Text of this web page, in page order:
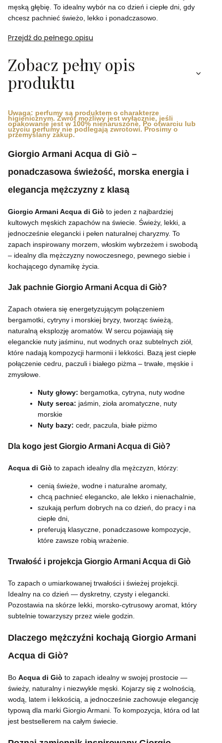
męską głębię. To idealny wybór na co dzień i ciepłe dni, gdy
chcesz pachnieć świeżo, lekko i ponadczasowo.
Przejdź do pełnego opisu
Zobacz pełny opis
produktu
Uwaga: perfumy są produktem o charakterze
higienicznym. Zwrot możliwy jest wyłącznie, jeśli
opakowanie jest w 100% nienaruszone. Po otwarciu lub
użyciu perfumy nie podlegają zwrotowi. Prosimy o
przemyślany zakup.
Giorgio Armani Acqua di Giò –
ponadczasowa świeżość, morska energia i
elegancja mężczyzny z klasą
Giorgio Armani Acqua di Giò to jeden z najbardziej
kultowych męskich zapachów na świecie. Świeży, lekki, a
jednocześnie elegancki i pełen naturalnej charyzmy. To
zapach inspirowany morzem, włoskim wybrzeżem i swobodą
– idealny dla mężczyzny nowoczesnego, pewnego siebie i
kochającego dynamikę życia.
Jak pachnie Giorgio Armani Acqua di Giò?
Zapach otwiera się energetyzującym połączeniem
bergamotki, cytryny i morskiej bryzy, tworząc świeżą,
naturalną eksplozję aromatów. W sercu pojawiają się
eleganckie nuty jaśminu, nut wodnych oraz subtelnych ziół,
które nadają kompozycji harmonii i lekkości. Bazą jest ciepłe
połączenie cedru, paczuli i białego piżma – trwałe, męskie i
zmysłowe.
Nuty głowy: bergamotka, cytryna, nuty wodne
Nuty serca: jaśmin, zioła aromatyczne, nuty
morskie
Nuty bazy: cedr, paczula, białe piżmo
Dla kogo jest Giorgio Armani Acqua di Giò?
Acqua di Giò to zapach idealny dla mężczyzn, którzy:
cenią świeże, wodne i naturalne aromaty,
chcą pachnieć elegancko, ale lekko i nienachalnie,
szukają perfum dobrych na co dzień, do pracy i na
ciepłe dni,
preferują klasyczne, ponadczasowe kompozycje,
które zawsze robią wrażenie.
Trwałość i projekcja Giorgio Armani Acqua di Giò
To zapach o umiarkowanej trwałości i świeżej projekcji.
Idealny na co dzień — dyskretny, czysty i elegancki.
Pozostawia na skórze lekki, morsko-cytrusowy aromat, który
subtelnie towarzyszy przez wiele godzin.
Dlaczego mężczyźni kochają Giorgio Armani
Acqua di Giò?
Bo Acqua di Giò to zapach idealny w swojej prostocie —
świeży, naturalny i niezwykle męski. Kojarzy się z wolnością,
wodą, latem i lekkością, a jednocześnie zachowuje elegancję
typową dla marki Giorgio Armani. To kompozycja, która od lat
jest bestsellerem na całym świecie.